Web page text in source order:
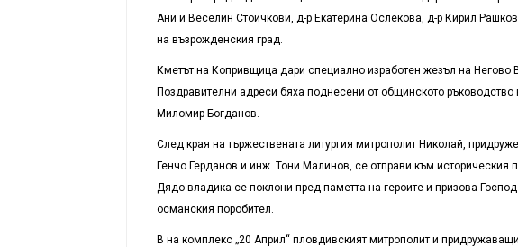
Ани и Веселин Стоичкови, д-р Екатерина Ослекова, д-р Кирил
на възрожденския град.
Кметът на Копривщица дари специално изработен жезъл на Негово
Поздравителни адреси бяха поднесени от общинското ръководство
Миломир Богданов.
След края на тържествената литургия митрополит Николай,
Генчо Герданов и инж. Тони Малинов, се отправи към
Дядо владика се поклони пред паметта на героите и призова
османския поробител.
В на комплекс „20 Април“ пловдивският митрополит и